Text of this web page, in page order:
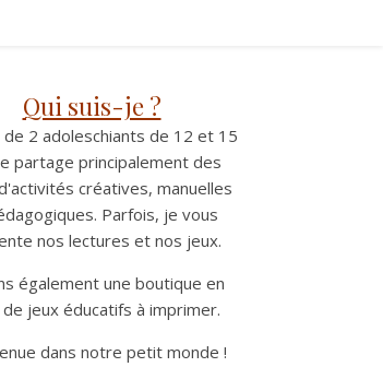
Qui suis-je ?
de 2 adoleschiants de 12 et 15
partage principalement des
créatives, manuelles
Parfois, je vous
nos lectures et nos jeux.
également une boutique en
jeux éducatifs à imprimer.
dans notre petit monde !